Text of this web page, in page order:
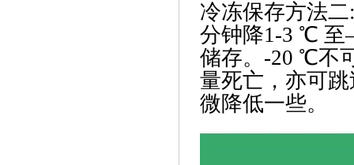
冷冻保存方法
分钟降1-3 ℃ 至
储存。-20 ℃不
量死亡，亦可
微降低一些。